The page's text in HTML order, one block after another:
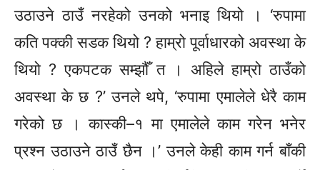
उठाउने ठाउँ नरहेको उनको भनाइ थियो । ‘रुपामा
कति पक्की सडक थियो ? हाम्रो पूर्वाधारको अवस्था के
थियो ? एकपटक सम्झौँ त । अहिले हाम्रो ठाउँको
अवस्था के छ ?’ उनले थपे, ‘रुपामाएमालेले धेरै काम
गरेको छ ।कास्की–१ मा एमालेले काम गरेन भनेर
प्रश्न उठाउने ठाउँ छैन ।’ उनले केही काम गर्न बाँकी